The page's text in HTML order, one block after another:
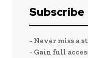
Subscribe
- Never miss a
- Gain full